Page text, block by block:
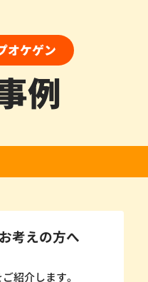
オケゲン
例
考えの方へ
紹介します。